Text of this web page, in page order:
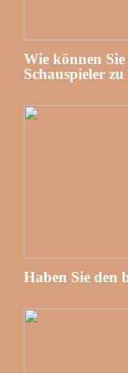
Wie können
Schauspieler
Haben Sie den